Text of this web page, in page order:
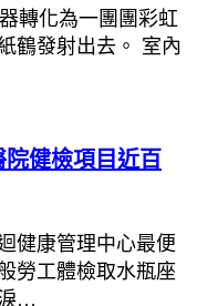
轉化為一團團彩虹
鶴發射出去。 室內
健檢項目近百
健康管理中心最便
勞工體檢取水瓶座
…